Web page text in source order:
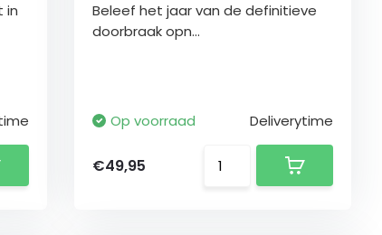
in
Beleef het jaar van de definitieve
doorbraak opn...
Op voorraad Deliverytime
€49,95